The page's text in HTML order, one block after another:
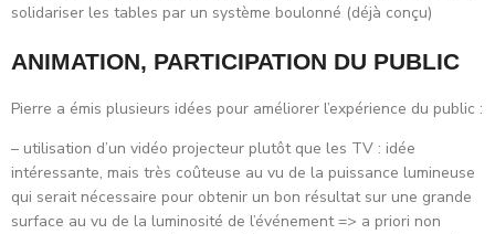
solidariser les tables par un système boulonné (déjà conçu)
ANIMATION, PARTICIPATION DU PUBLIC
Pierre a émis plusieurs idées pour améliorer l’expérience du public :
– utilisation d’un vidéo projecteur plutôt que les TV : idée
intéressante, mais très coûteuse au vu de la puissance lumineuse
qui serait nécessaire pour obtenir un bon résultat sur une grande
surface au vu de la luminosité de l’événement => a priori non